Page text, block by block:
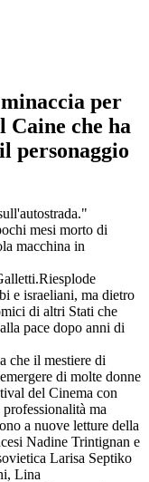
per
che ha
personaggio
mesi morto di
macchina in
e israeliani, ma dietro
di altri Stati che
pace dopo anni di
che il mestiere di
di molte donne
del Cinema con
ma
a nuove letture della
Nadine Trintignan e
Larisa Septiko
Lina